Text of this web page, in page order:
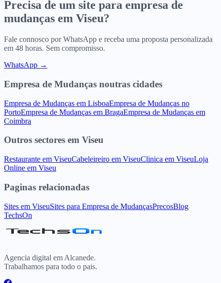
Precisa de um site para empresa de
mudanças em Viseu?
Fale connosco por WhatsApp e receba uma proposta personalizada
em 48 horas. Sem compromisso.
WhatsApp →
Empresa de Mudanças noutras cidades
Empresa de Mudanças em LisboaEmpresa de Mudanças no
PortoEmpresa de Mudanças em BragaEmpresa de Mudanças em
Coimbra
Outros sectores em Viseu
Restaurante em ViseuCabeleireiro em ViseuClinica em ViseuLoja
Online em Viseu
Paginas relacionadas
Sites em ViseuSites para Empresa de MudançasPrecosBlog
TechsOn
Agencia digital em Alcanede.
Trabalhamos para todo o pais.